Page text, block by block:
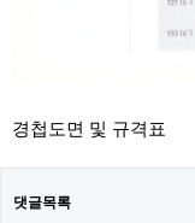
경첩도면 및 규격표
댓글목록